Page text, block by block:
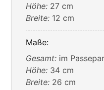
Höhe: 27 cm
Breite: 12 cm
Maße:
Gesamt: im
Höhe: 34 cm
Breite: 26 cm